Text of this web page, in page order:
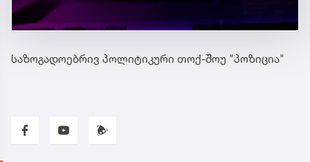
საზოგადოებრივ პოლიტიკური თოქ-შოუ "პოზიცია"